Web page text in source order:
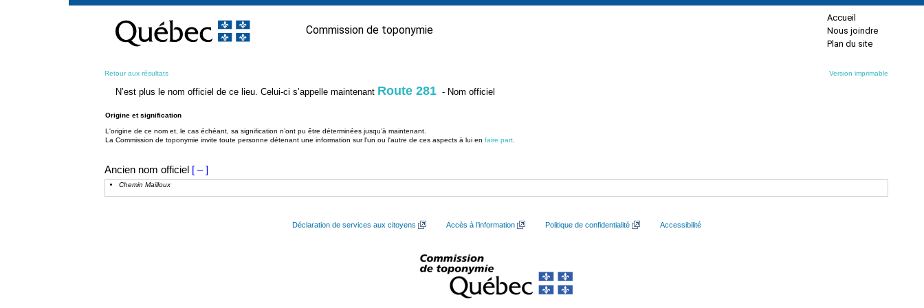
contenu
Commission de toponymie
Accueil
Nous joindre
Plan du site
Retour aux résultats Version imprimable
N’est plus le nom officiel de ce lieu. Celui-ci s’appelle maintenant Route 281 - Nom officiel
Origine et signification
L'origine de ce nom et, le cas échéant, sa signification n’ont pu être déterminées jusqu’à maintenant.
La Commission de toponymie invite toute personne détenant une information sur l'un ou l'autre de ces aspects à lui en faire part
Ancien nom officiel [ – ]
Chemin Mailloux
Déclaration de services aux citoyens Accès à l’information Politique de confidentialité Accessibilité